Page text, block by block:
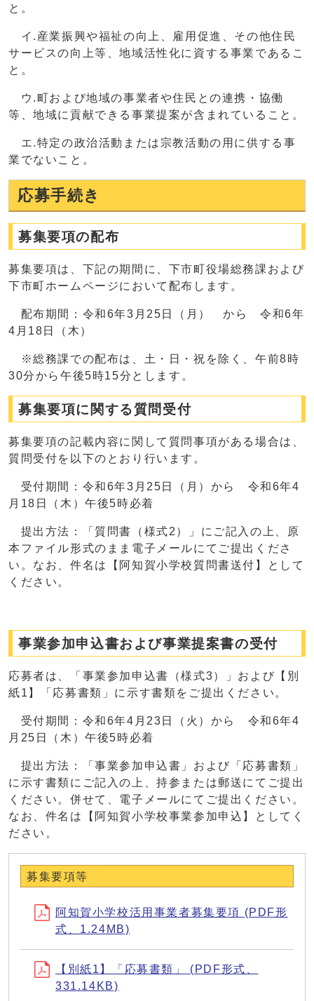
と。
イ.産業振興や福祉の向上、雇用促進、その他住民
サービスの向上等、地域活性化に資する事業であるこ
と。
ウ.町および地域の事業者や住民との連携・協働
等、地域に貢献できる事業提案が含まれていること。
エ.特定の政治活動または宗教活動の用に供する事
業でないこと。
応募手続き
募集要項の配布
募集要項は、下記の期間に、下市町役場総務課および
下市町ホームページにおいて配布します。
配布期間：令和6年3月25日（月） から 令和6年
4月18日（木）
※総務課での配布は、土・日・祝を除く、午前8時
30分から午後5時15分とします。
募集要項に関する質問受付
募集要項の記載内容に関して質問事項がある場合は、
質問受付を以下のとおり行います。
受付期間：令和6年3月25日（月）から 令和6年4
月18日（木）午後5時必着
提出方法：「質問書（様式2）」にご記入の上、原
本ファイル形式のまま電子メールにてご提出くださ
い。なお、件名は【阿知賀小学校質問書送付】として
ください。
事業参加申込書および事業提案書の受付
応募者は、「事業参加申込書（様式3）」および【別
紙1】「応募書類」に示す書類をご提出ください。
受付期間：令和6年4月23日（火）から 令和6年4
月25日（木）午後5時必着
提出方法：「事業参加申込書」および「応募書類」
に示す書類にご記入の上、持参または郵送にてご提出
ください。併せて、電子メールにてご提出ください。
なお、件名は【阿知賀小学校事業参加申込】としてく
ださい。
募集要項等
阿知賀小学校活用事業者募集要項 (PDF形
式、1.24MB)
【別紙1】「応募書類」 (PDF形式、
331.14KB)